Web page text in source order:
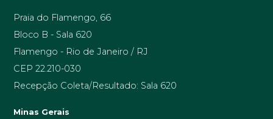
Praia do Flamengo, 66
Bloco B - Sala 620
Flamengo - Rio de Janeiro / RJ
CEP 22.210-030
Recepção Coleta/Resultado: Sala 620
Minas Gerais